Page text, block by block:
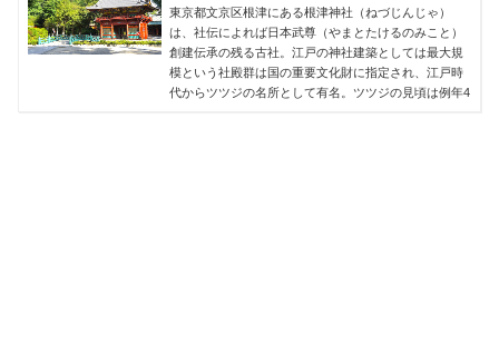
東京都文京区根津にある根津神社（ねづじんじゃ）
は、社伝によれば日本武尊（やまとたけるのみこと）
創建伝承の残る古社。江戸の神社建築としては最大規
模という社殿群は国の重要文化財に指定され、江戸時
代からツツジの名所として有名。ツツジの見頃は例年4